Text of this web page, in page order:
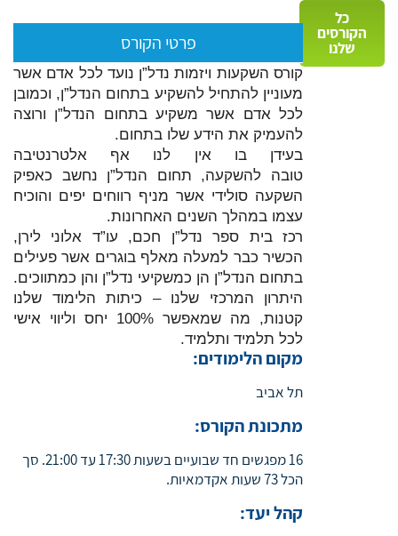
כל
הקורסים
שלנו פרטי הקורס
קורס השקעות ויזמות נדל”ן נועד לכל אדם אשר
מעוניין להתחיל להשקיע בתחום הנדל”ן, וכמובן
לכל אדם אשר משקיע בתחום הנדל”ן ורוצה
להעמיק את הידע שלו בתחום.
בעידן בו אין לנו אף אלטרנטיבה
טובה להשקעה, תחום הנדל”ן נחשב כאפיק
השקעה סולידי אשר מניף רווחים יפים והוכיח
עצמו במהלך השנים האחרונות.
רכז בית ספר נדל”ן חכם, עו”ד אלוני לירן,
הכשיר כבר למעלה מאלף בוגרים אשר פעילים
בתחום הנדל”ן הן כמשקיעי נדל”ן והן כמתווכים.
היתרון המרכזי שלנו – כיתות הלימוד שלנו
קטנות, מה שמאפשר 100% יחס וליווי אישי
לכל תלמיד ותלמיד.
מקום הלימודים:
תל אביב
מתכונת הקורס:
16 מפגשים חד שבועיים בשעות 17:30 עד 21:00. סך
הכל 73 שעות אקדמאיות.
קהל יעד: